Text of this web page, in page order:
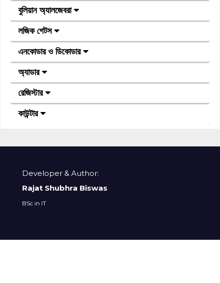
বুলিয়ান অ্যালজেবরা
লজিক গেটস
এনকোডার ও ডিকোডার
অ্যাডার
রেজিস্টার
কাউন্টার
Developer & Author:
Rajat Shubhra Biswas
BSc in IT